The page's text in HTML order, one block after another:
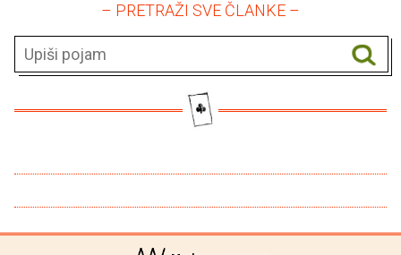
– PRETRAŽI SVE ČLANKE –